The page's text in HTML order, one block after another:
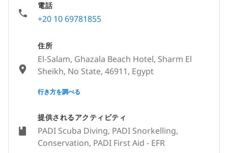
提供されるアクティビティ
PADI Scuba Diving, PADI Snorkelling,
Conservation, PADI First Aid - EFR
電話
+20 10 69781855
住所
El-Salam, Ghazala Beach Hotel, Sharm El
Sheikh, No State, 46911, Egypt
None
行き方を調べる